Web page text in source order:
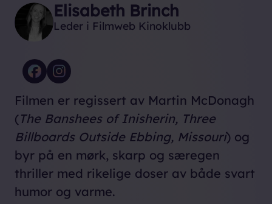
Elisabeth Brinch
Leder i Filmweb Kinoklubb
Filmen er regissert av Martin McDonagh
(The Banshees of Inisherin, Three
Billboards Outside Ebbing, Missouri) og
byr på en mørk, skarp og særegen
thriller med rikelige doser av både svart
humor og varme.